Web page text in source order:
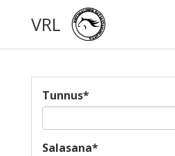
VRL
Tunnus*
Salasana*